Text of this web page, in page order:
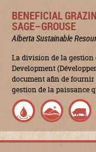
BENEFICIAL
SAGE–GROUSE
Alberta Sustainable
La division de la gestion
Development
document afin de fournir
gestion de la paissance